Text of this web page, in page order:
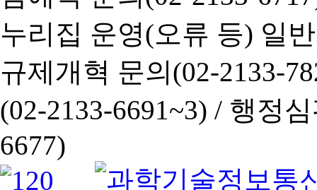
누리집 운영(오류 등) 일
규제개혁 문의(02-2133-
(02-2133-6691~3) / 행정심
6677)